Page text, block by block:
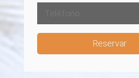
Reservar